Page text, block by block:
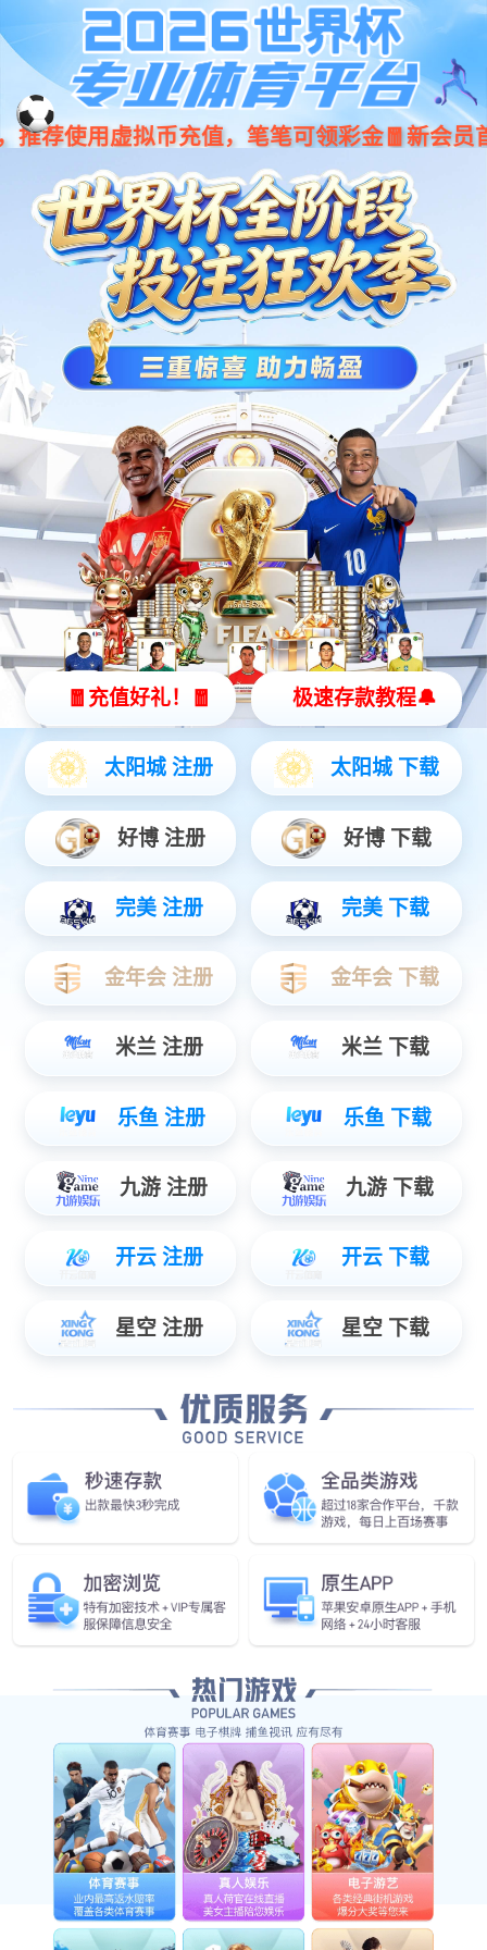
股票
代码 001266
手柄
本安手柄
一体式设计 高安全性
ST系列手柄
长寿命和高性能
JC系列手柄
广泛应用领域 高品质选择
eJoy系列手柄
微信搜一搜
星空电竞智能